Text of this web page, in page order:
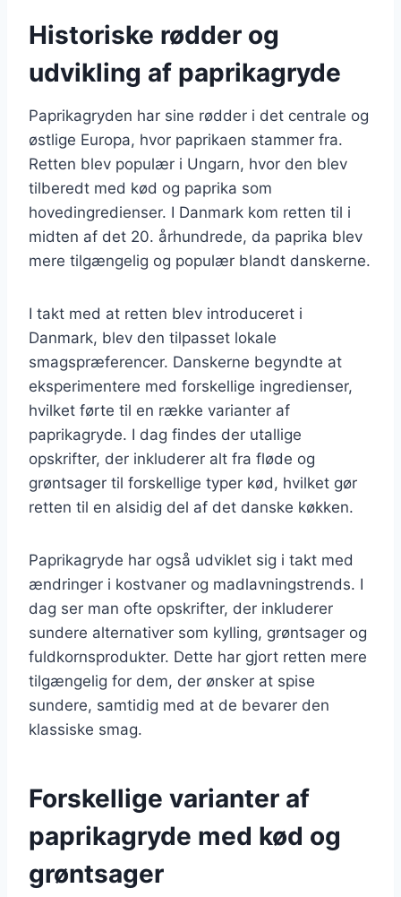
Historiske rødder og
udvikling af paprikagryde
Paprikagryden har sine rødder i det centrale og
østlige Europa, hvor paprikaen stammer fra.
Retten blev populær i Ungarn, hvor den blev
tilberedt med kød og paprika som
hovedingredienser. I Danmark kom retten til i
midten af det 20. århundrede, da paprika blev
mere tilgængelig og populær blandt danskerne.
I takt med at retten blev introduceret i
Danmark, blev den tilpasset lokale
smagspræferencer. Danskerne begyndte at
eksperimentere med forskellige ingredienser,
hvilket førte til en række varianter af
paprikagryde. I dag findes der utallige
opskrifter, der inkluderer alt fra fløde og
grøntsager til forskellige typer kød, hvilket gør
retten til en alsidig del af det danske køkken.
Paprikagryde har også udviklet sig i takt med
ændringer i kostvaner og madlavningstrends. I
dag ser man ofte opskrifter, der inkluderer
sundere alternativer som kylling, grøntsager og
fuldkornsprodukter. Dette har gjort retten mere
tilgængelig for dem, der ønsker at spise
sundere, samtidig med at de bevarer den
klassiske smag.
Forskellige varianter af
paprikagryde med kød og
grøntsager